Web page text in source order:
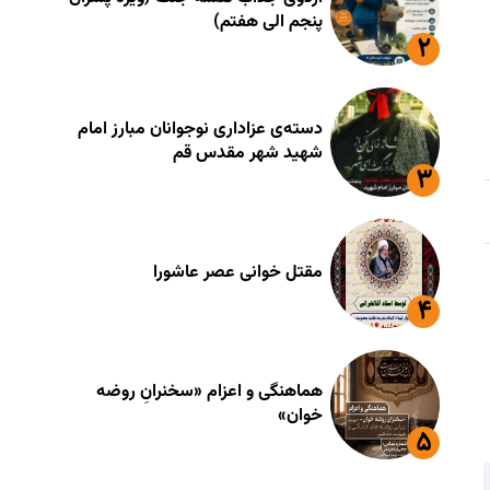
پنجم الی هفتم)
دسته‌ی عزاداری نوجوانان مبارز امام
شهید شهر مقدس قم
مقتل خوانی عصر عاشورا
هماهنگی و اعزام «سخنرانِ روضه
خوان»